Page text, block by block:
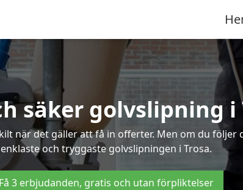
säker golvslipning i
när det gäller att få in offerter. Men om du
enklaste och tryggaste golvslipningen i Trosa.
Få 3 erbjudanden, gratis och utan förpliktelser